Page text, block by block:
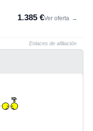
1.385 €Ver oferta →
Enlaces de afiliación